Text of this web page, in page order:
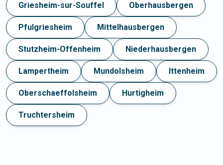
Griesheim-sur-Souffel Oberhausbergen
Pfulgriesheim Mittelhausbergen
Stutzheim-Offenheim Niederhausbergen
Lampertheim Mundolsheim Ittenheim
Oberschaeffolsheim Hurtigheim
Truchtersheim